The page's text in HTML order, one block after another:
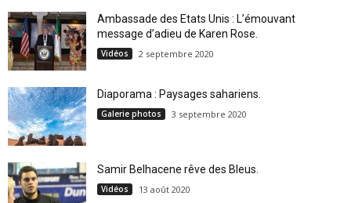
Ambassade des Etats Unis : L’émouvant
message d’adieu de Karen Rose.
Vidéos 2 septembre 2020
Diaporama : Paysages sahariens.
Galerie photos 3 septembre 2020
Samir Belhacene rêve des Bleus.
Vidéos 13 août 2020